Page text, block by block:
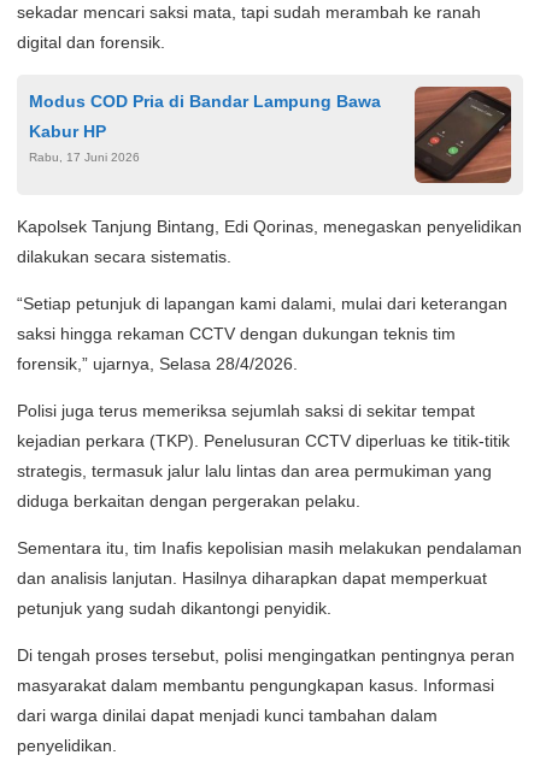
sekadar mencari saksi mata, tapi sudah merambah ke ranah
digital dan forensik.
Modus COD Pria di Bandar Lampung Bawa
Kabur HP
Rabu, 17 Juni 2026
Kapolsek Tanjung Bintang, Edi Qorinas, menegaskan penyelidikan
dilakukan secara sistematis.
“Setiap petunjuk di lapangan kami dalami, mulai dari keterangan
saksi hingga rekaman CCTV dengan dukungan teknis tim
forensik,” ujarnya, Selasa 28/4/2026.
Polisi juga terus memeriksa sejumlah saksi di sekitar tempat
kejadian perkara (TKP). Penelusuran CCTV diperluas ke titik-titik
strategis, termasuk jalur lalu lintas dan area permukiman yang
diduga berkaitan dengan pergerakan pelaku.
Sementara itu, tim Inafis kepolisian masih melakukan pendalaman
dan analisis lanjutan. Hasilnya diharapkan dapat memperkuat
petunjuk yang sudah dikantongi penyidik.
Di tengah proses tersebut, polisi mengingatkan pentingnya peran
masyarakat dalam membantu pengungkapan kasus. Informasi
dari warga dinilai dapat menjadi kunci tambahan dalam
penyelidikan.